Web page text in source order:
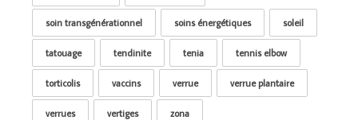
soin transgénérationnel soins énergétiques soleil
tatouage tendinite tenia tennis elbow
torticolis vaccins verrue verrue plantaire
verrues vertiges zona